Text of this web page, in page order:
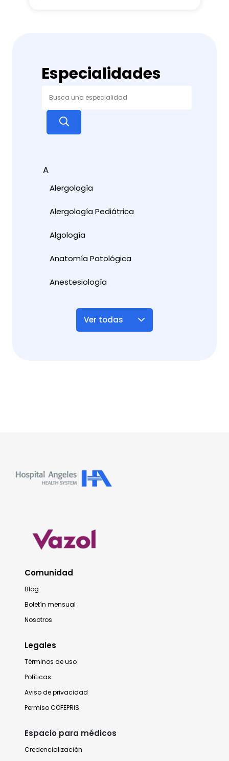
Especialidades
A
Alergología
Alergología Pediátrica
Algología
Anatomía Patológica
Anestesiología
Ver todas
Comunidad
Blog
Boletín mensual
Nosotros
Legales
Términos de uso
Políticas
Aviso de privacidad
Permiso COFEPRIS
Espacio para médicos
Credencialización